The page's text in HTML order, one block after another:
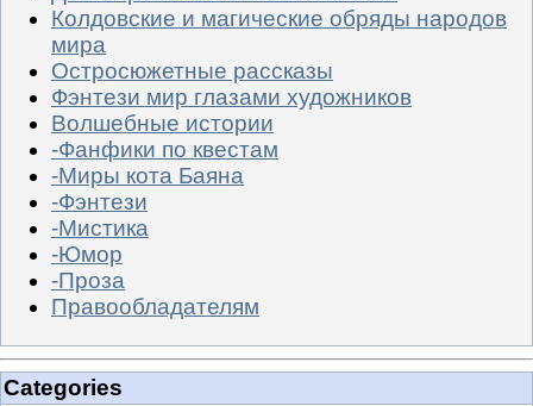
Колдовские и магические обряды народов
мира
Остросюжетные рассказы
Фэнтези мир глазами художников
Волшебные истории
-Фанфики по квестам
-Миры кота Баяна
-Фэнтези
-Мистика
-Юмор
-Проза
Правообладателям
Categories